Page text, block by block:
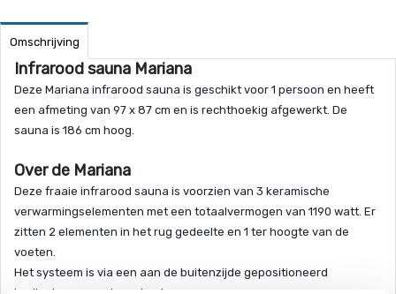
Omschrijving
Infrarood sauna Mariana
Deze Mariana infrarood sauna is geschikt voor 1 persoon en heeft
een afmeting van 97 x 87 cm en is rechthoekig afgewerkt. De
sauna is 186 cm hoog.
Over de Mariana
Deze fraaie infrarood sauna is voorzien van 3 keramische
verwarmingselementen met een totaalvermogen van 1190 watt. Er
zitten 2 elementen in het rug gedeelte en 1 ter hoogte van de
voeten.
Het systeem is via een aan de buitenzijde gepositioneerd